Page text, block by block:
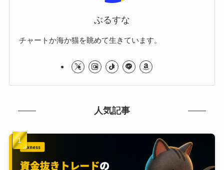
ぶるすな
チャートか海か猫を眺めて生きています。
人気記事